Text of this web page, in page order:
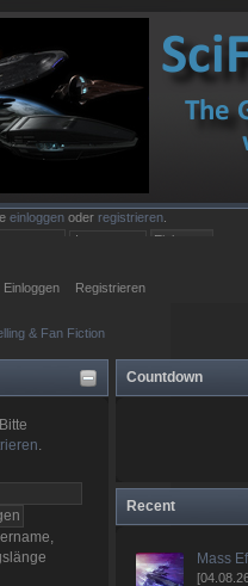
einloggen oder registrieren
Einloggen Registrieren
& Fan Fiction
. Bitte
Countdown
Recent
Mass